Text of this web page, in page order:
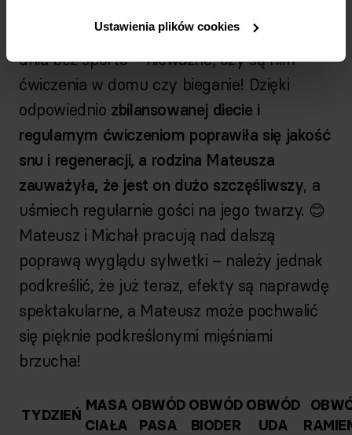
Ustawienia plików cookies
więcej, obecnie Mateusz nie wyobraża sobie
dnia bez sportu – nieważne, czy są nim
ćwiczenia w domu czy bieganie! Dzięki
odpowiednio zbilansowanej diecie i
regularnym ćwiczeniom poprawiła się jakość
snu i regeneracji, a rodzina Mateusza
zauważyła, że jest on dużo szczęśliwszy, a
uśmiech regularnie gości na jego twarzy. 😊
Mateusz i Michał pracują nad dalszą
poprawą wyglądu sylwetki – należy jednak
podkreślić, że już teraz, efekty są naprawdę
spektakularne, a Mateusz może pochwalić
się pięknie podkreślonymi mięśniami
brzucha!
TYDZIEŃ
MASA
CIAŁA
OBWÓD
PASA
OBWÓD
BIODER
OBWÓD
UDA